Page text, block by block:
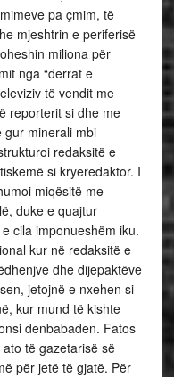
pa çmim, të
mjeshtrin e periferisë
miliona për
nga “derrat e
të vendit me
reporterit si dhe me
gur minerali mbi
redaksitë e
si kryeredaktor. I
miqësitë me
duke e quajtur
cila imponueshëm iku.
kur në redaksitë e
dhe dijepaktëve
jetojnë e nxehen si
kur mund të kishte
denbabaden. Fatos
të gazetarisë së
për jetë të gjatë. Për